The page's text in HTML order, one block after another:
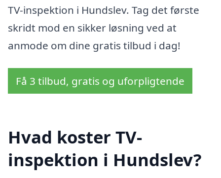
TV-inspektion i Hundslev. Tag det første
skridt mod en sikker løsning ved at
anmode om dine gratis tilbud i dag!
Få 3 tilbud, gratis og uforpligtende
Hvad koster TV-
inspektion i Hundslev?